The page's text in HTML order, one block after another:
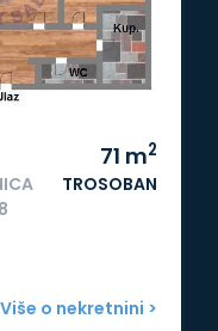
71 m2
TROSOBAN
Više o nekretnini >